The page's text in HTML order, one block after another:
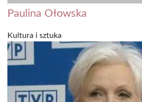
Paulina Ołowska
Kultura i sztuka